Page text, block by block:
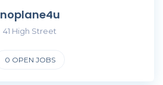
noplane4u
41 High Street
0 OPEN JOBS